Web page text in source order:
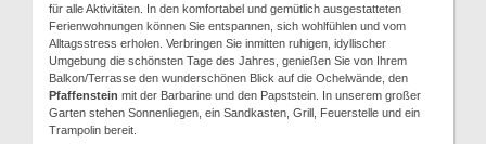
für alle Aktivitäten. In den komfortabel und gemütlich ausgestatteten
Ferienwohnungen können Sie entspannen, sich wohlfühlen und vom
Alltagsstress erholen. Verbringen Sie inmitten ruhigen, idyllischer
Umgebung die schönsten Tage des Jahres, genießen Sie von Ihrem
Balkon/Terrasse den wunderschönen Blick auf die Ochelwände, den
Pfaffenstein mit der Barbarine und den Papststein. In unserem großer
Garten stehen Sonnenliegen, ein Sandkasten, Grill, Feuerstelle und ein
Trampolin bereit.